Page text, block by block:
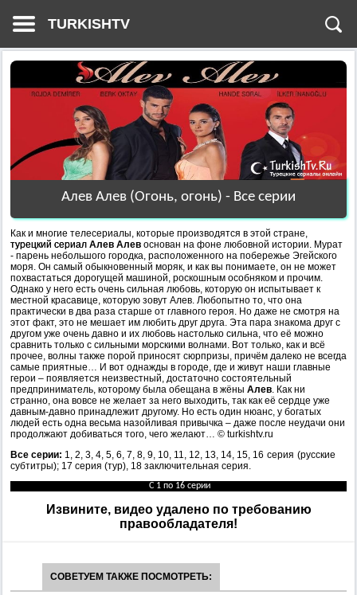
TURKISHTV
Алев Алев (Огонь, огонь) - Все серии
Как и многие телесериалы, которые производятся в этой стране,
турецкий сериал Алев Алев основан на фоне любовной истории. Мурат
- парень небольшого городка, расположенного на побережье Эгейского
моря. Он самый обыкновенный моряк, и как вы понимаете, он не может
похвастаться дорогущей машиной, роскошным особняком и прочим.
Однако у него есть очень сильная любовь, которую он испытывает к
местной красавице, которую зовут Алев. Любопытно то, что она
практически в два раза старше от главного героя. Но даже не смотря на
этот факт, это не мешает им любить друг друга. Эта пара знакома друг с
другом уже очень давно и их любовь настолько сильна, что её можно
сравнить только с сильными морскими волнами. Вот только, как и всё
прочее, волны также порой приносят сюрпризы, причём далеко не всегда
самые приятные… И вот однажды в городе, где и живут наши главные
герои – появляется неизвестный, достаточно состоятельный
предприниматель, которому была обещана в жёны Алев. Как ни
странно, она вовсе не желает за него выходить, так как её сердце уже
давным-давно принадлежит другому. Но есть один нюанс, у богатых
людей есть одна весьма назойливая привычка – даже после неудачи они
продолжают добиваться того, чего желают… © turkishtv.ru
Все серии: 1, 2, 3, 4, 5, 6, 7, 8, 9, 10, 11, 12, 13, 14, 15, 16 серия (русские
субтитры); 17 серия (тур), 18 заключительная серия.
С 1 по 16 серии
Извините, видео удалено по требованию
правообладателя!
СОВЕТУЕМ ТАКЖЕ ПОСМОТРЕТЬ: